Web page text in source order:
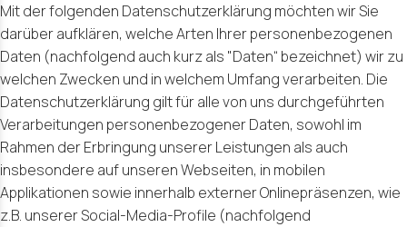
Mit der folgenden Datenschutzerklärung möchten wir Sie
darüber aufklären, welche Arten Ihrer personenbezogenen
Daten (nachfolgend auch kurz als "Daten“ bezeichnet) wir zu
welchen Zwecken und in welchem Umfang verarbeiten. Die
Datenschutzerklärung gilt für alle von uns durchgeführten
Verarbeitungen personenbezogener Daten, sowohl im
Rahmen der Erbringung unserer Leistungen als auch
insbesondere auf unseren Webseiten, in mobilen
Applikationen sowie innerhalb externer Onlinepräsenzen, wie
z.B. unserer Social-Media-Profile (nachfolgend